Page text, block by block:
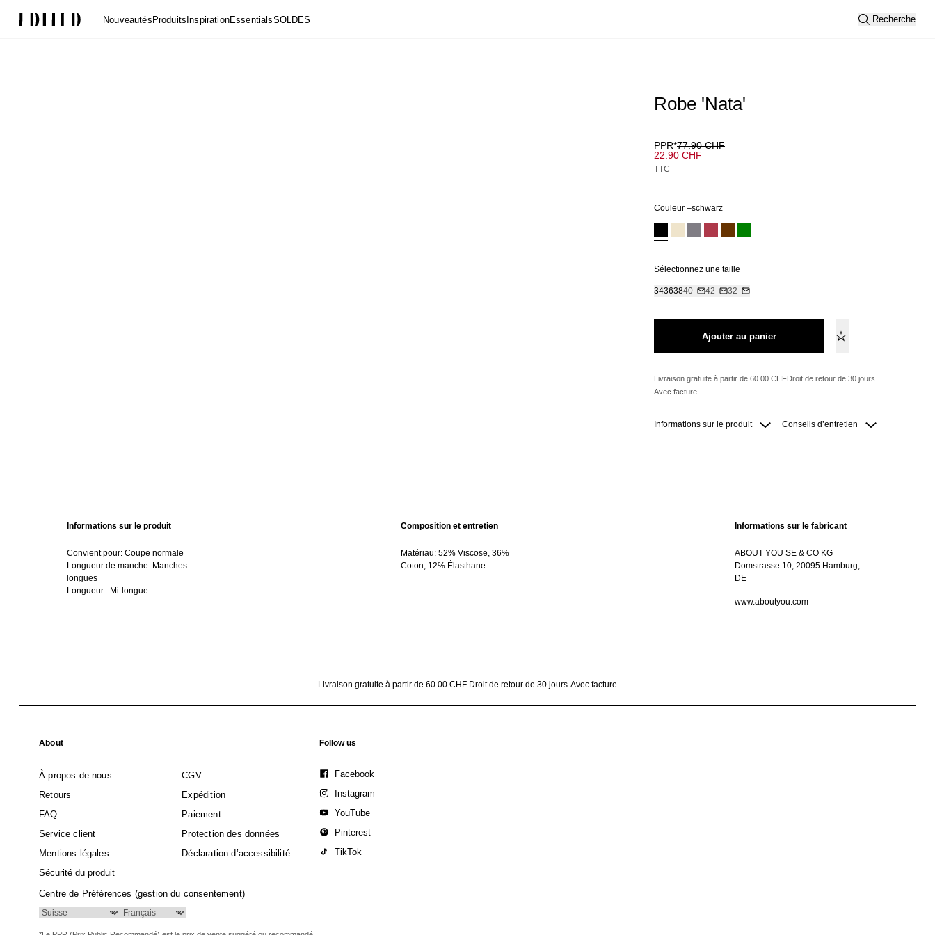
NouveautésProduitsInspirationEssentialsSOLDES Recherche
Robe 'Nata'
PPR*77.90 CHF
22.90 CHF
TTC
Couleur –schwarz
Sélectionnez une taille
34363840 42 32
Ajouter au panier
Livraison gratuite à partir de 60.00 CHFDroit de retour de 30 jours
Avec facture
Informations sur le produit Conseils d’entretien
Informations sur le produit
Convient pour: Coupe normale
Longueur de manche: Manches
longues
Longueur : Mi-longue
Composition et entretien
Matériau: 52% Viscose, 36%
Coton, 12% Élasthane
Informations sur le fabricant
ABOUT YOU SE & CO KG
Domstrasse 10, 20095 Hamburg,
DE
www.aboutyou.com
Livraison gratuite à partir de 60.00 CHF Droit de retour de 30 jours Avec facture
About
À propos de nous
CGV
Retours
Expédition
FAQ
Paiement
Service client
Protection des données
Mentions légales
Déclaration d’accessibilité
Sécurité du produit
Centre de Préférences (gestion du consentement)
Follow us
Facebook
Instagram
YouTube
Pinterest
TikTok